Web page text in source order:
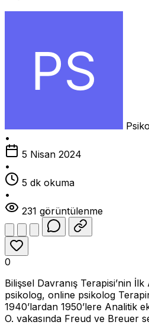
•
5 Nisan 2024
•
5 dk okuma
•
231 görüntülenme
0
Bilişsel Davranış Terapisi’nin
psikolog, online psikolog
1940’lardan 1950’lere Analitik
O. vakasında Freud ve Breuer